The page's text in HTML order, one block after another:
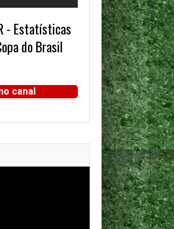
- Estatísticas
do Brasil
canal